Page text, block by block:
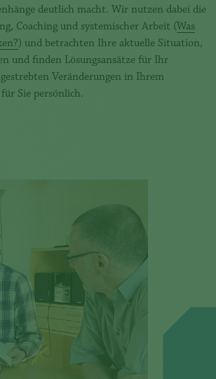
deutlich macht. Wir nutzen dabei die
Coaching und systemischer Arbeit (Was
) und betrachten Ihre aktuelle Situation,
und finden Lösungsansätze für Ihr
Veränderungen in Ihrem
Sie persönlich.